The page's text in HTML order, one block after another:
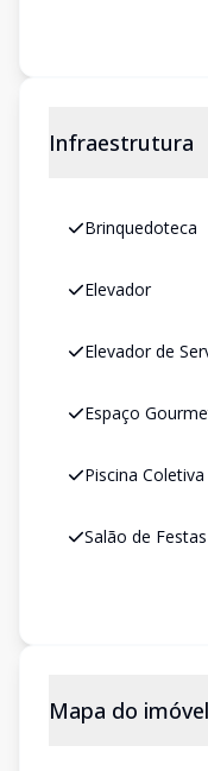
Infraestrutura
Brinquedoteca
Elevador
Elevador de
Espaço
Piscina Coletiva
Salão de Festas
Mapa do imóvel